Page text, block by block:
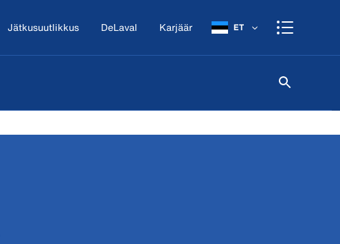
Jätkusuutlikkus DeLaval Karjäär ET